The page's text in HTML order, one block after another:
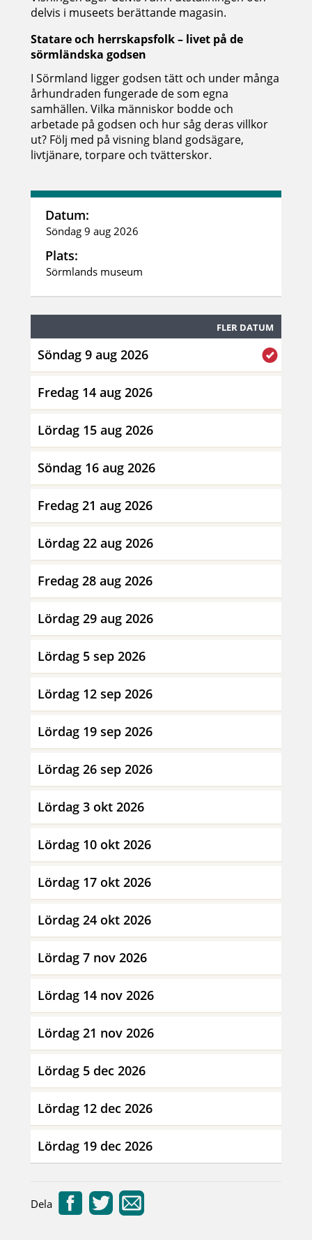
delvis i museets berättande magasin.
Statare och herrskapsfolk – livet på de
sörmländska godsen
I Sörmland ligger godsen tätt och under många
århundraden fungerade de som egna
samhällen. Vilka människor bodde och
arbetade på godsen och hur såg deras villkor
ut? Följ med på visning bland godsägare,
livtjänare, torpare och tvätterskor.
Datum:
Söndag 9 aug 2026
Plats:
Sörmlands museum
FLER DATUM
Söndag 9 aug 2026
Fredag 14 aug 2026
Lördag 15 aug 2026
Söndag 16 aug 2026
Fredag 21 aug 2026
Lördag 22 aug 2026
Fredag 28 aug 2026
Lördag 29 aug 2026
Lördag 5 sep 2026
Lördag 12 sep 2026
Lördag 19 sep 2026
Lördag 26 sep 2026
Lördag 3 okt 2026
Lördag 10 okt 2026
Lördag 17 okt 2026
Lördag 24 okt 2026
Lördag 7 nov 2026
Lördag 14 nov 2026
Lördag 21 nov 2026
Lördag 5 dec 2026
Lördag 12 dec 2026
Lördag 19 dec 2026
Dela